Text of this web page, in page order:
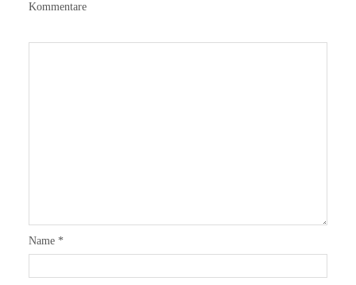
Kommentare
Name *